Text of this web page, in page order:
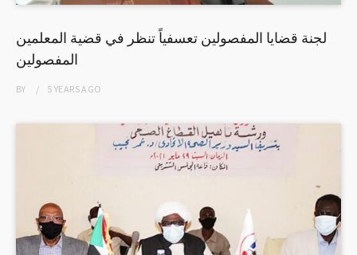
لجنة قضايا المفصولين تعسفياً تنظر في قضية المعلمين
المفصولين
BY 5 YEARSAGO